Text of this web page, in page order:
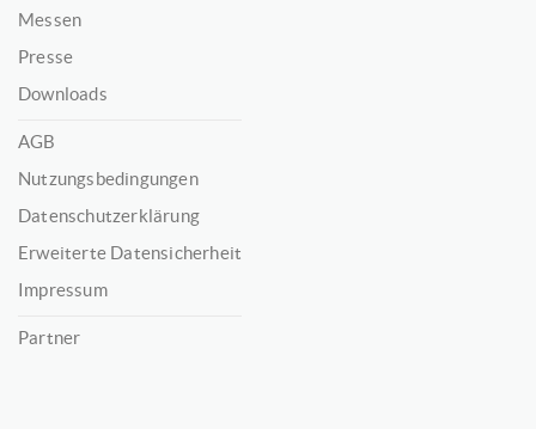
Messen
Presse
Downloads
AGB
Nutzungsbedingungen
Datenschutzerklärung
Erweiterte Datensicherheit
Impressum
Partner